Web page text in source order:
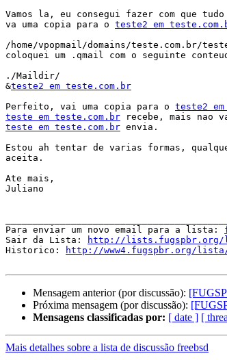
Vamos la, eu consegui fazer com que
va uma copia para o teste2 em
/home/vpopmail/domains/teste.com.br/
coloquei um .qmail com o seguinte
./Maildir/
&teste2 em teste.com.br
Perfeito, vai uma copia para o teste2
teste em teste.com.br
teste em teste.com.br envia.
Estou ah tentar de varias formas,
aceita.
Ate mais,
Juliano
Para enviar um novo email para a lista:
Sair da Lista:
http://
Historico:
http://www4.fugspbr.org/lista/
Mensagem anterior (por discussão):
Próxima mensagem (por discussão):
Mensagens classificadas por: [ date ] [
Mais detalhes sobre a lista de discussão freebsd